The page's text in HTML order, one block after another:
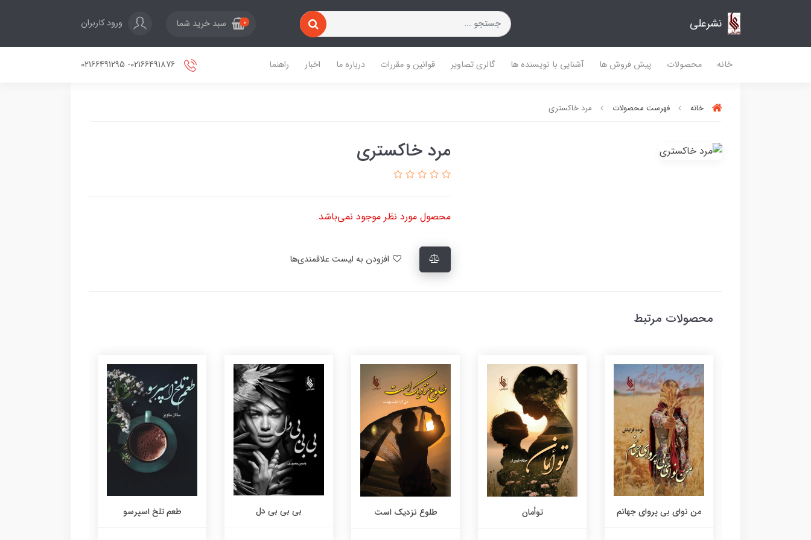
نشرعلی 0 سبد خرید شما ورود کاربران
خانه محصولات پیش فروش ها آشنایی با نویسنده ها گالری تصاویر قوانین و مقررات درباره ما اخبار راهنما
خانه فهرست محصولات مرد خاکستری
مرد خاکستری
محصول مورد نظر موجود نمی‌باشد.
محصولات مرتبط
من نوای بی پروای جهانم توأمان طلوع نزدیک است بی بی بی دل طعم تلخ اسپرسو